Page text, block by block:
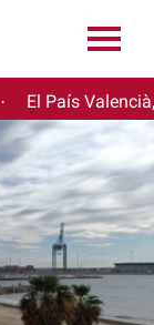
· El País